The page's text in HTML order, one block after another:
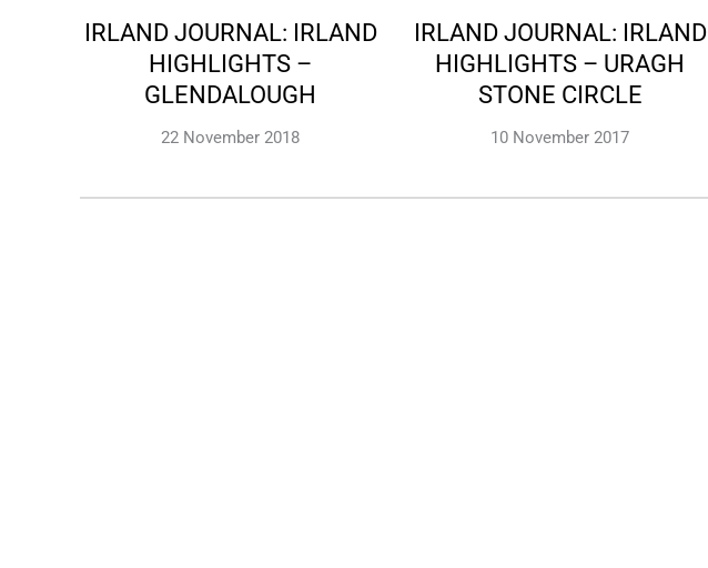
IRLAND JOURNAL: IRLAND
HIGHLIGHTS –
GLENDALOUGH
22 November 2018
IRLAND JOURNAL: IRLAND
HIGHLIGHTS – URAGH
STONE CIRCLE
10 November 2017